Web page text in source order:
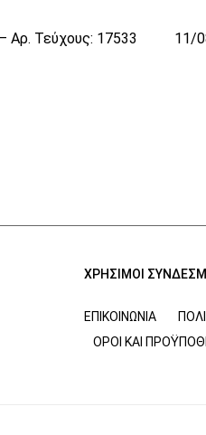
Αρ. Τεύχους: 17533 11/
ΧΡΗΣΙΜΟΙ
ΕΠΙΚΟΙΝΩΝΊΑ
ΌΡΟΙ ΚΑΙ